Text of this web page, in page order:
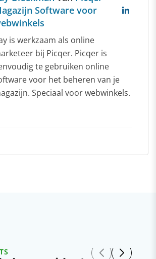
Software voor
is werkzaam als online
bij Picqer. Picqer is
te gebruiken online
voor het beheren van je
Speciaal voor webwinkels.